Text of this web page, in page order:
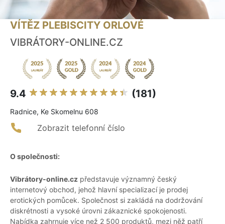
VÍTĚZ PLEBISCITY ORLOVÉ
VIBRÁTORY-ONLINE.CZ
9.4 (181)
Radnice, Ke Skomelnu 608
Zobrazit telefonní číslo
O společnosti:
Vibrátory-online.cz představuje významný český
internetový obchod, jehož hlavní specializací je prodej
erotických pomůcek. Společnost si zakládá na dodržování
diskrétnosti a vysoké úrovni zákaznické spokojenosti.
Nabídka zahrnuje více než 2 500 produktů, mezi něž patří